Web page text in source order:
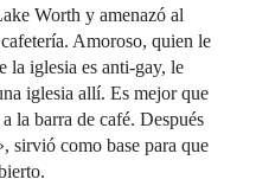
Worth y amenazó al
Amoroso, quien le
la iglesia es anti-gay, le
iglesia allí. Es mejor que
la barra de café. Después
sirvió como base para que